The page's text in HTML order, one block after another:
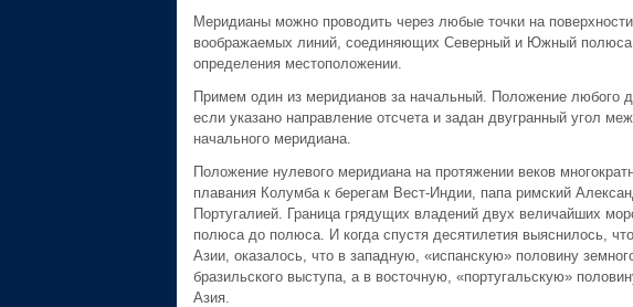
Меридианы можно проводить через любые точки на
воображаемых линий, соединяющих Северный и Южный полюса
определения местоположении.
Примем один из меридианов за начальный. Положение любого
если указано направление отсчета и задан двугранный угол
начального меридиана.
Положение нулевого меридиана на протяжении веков
плавания Колумба к берегам Вест-Индии, папа римский
Португалией. Граница грядущих владений двух величайших
полюса до полюса. И когда спустя десятилетия выяснилось,
Азии, оказалось, что в западную, «испанскую» половину
бразильского выступа, а в восточную, «португальскую»
Азия.